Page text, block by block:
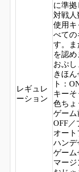
レギュレ
ーション
に準拠
対戦人
使用キ
べての
す。ま
を認め
おぷし
きほ
ト：
キー
色ちょ
ゲーム
OFF／
オー
ハンデ
ゲー
マージ